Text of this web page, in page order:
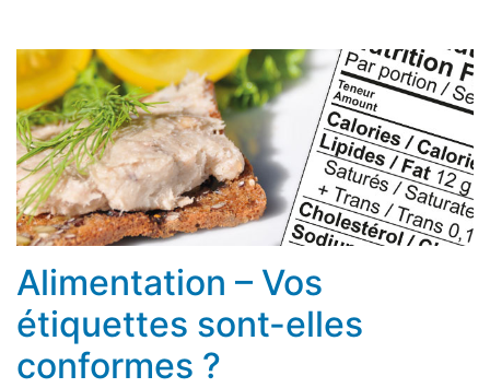
Alimentation – Vos
étiquettes sont-elles
conformes ?